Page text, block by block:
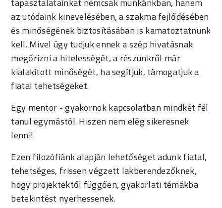
az utódaink kinevelésében, a szakma fejlődésében
és minőségének biztosításában is kamatoztatnunk
kell. Mivel úgy tudjuk ennek a szép hivatásnak
megőrizni a hitelességét, a részünkről már
kialakított minőségét, ha segítjük, támogatjuk a
fiatal tehetségeket.
Egy mentor - gyakornok kapcsolatban mindkét fél
tanul egymástól. Hiszen nem elég sikeresnek
lenni!
Ezen filozófiánk alapján lehetőséget adunk fiatal,
tehetséges, frissen végzett lakberendezőknek,
hogy projektektől függően, gyakorlati témákba
betekintést nyerhessenek.